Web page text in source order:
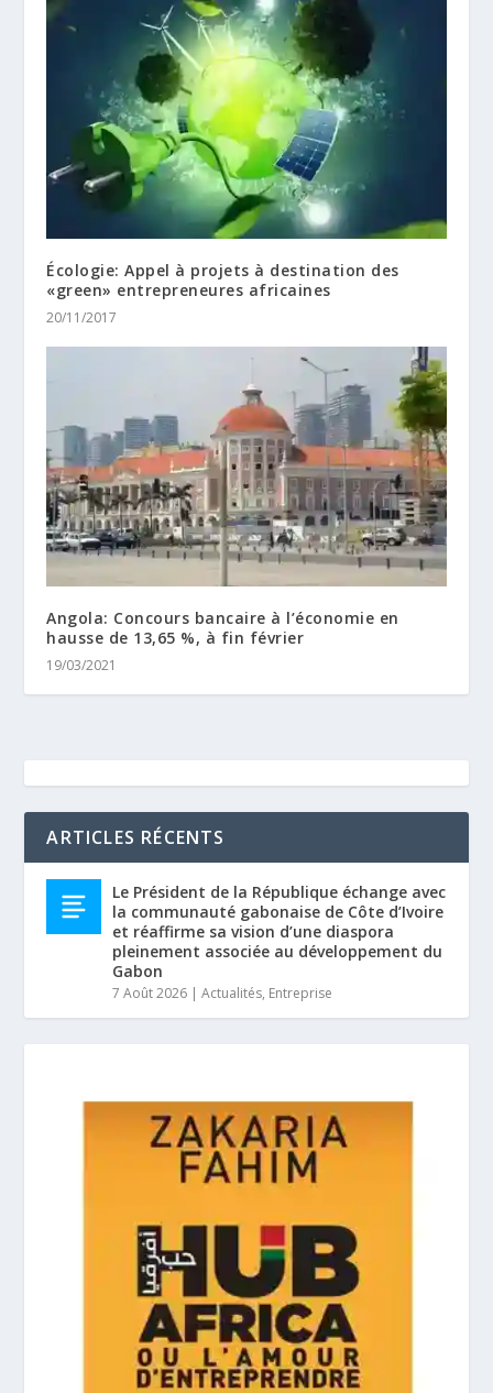
Écologie: Appel à projets à destination des
«green» entrepreneures africaines
20/11/2017
Angola: Concours bancaire à l’économie en
hausse de 13,65 %, à fin février
19/03/2021
ARTICLES RÉCENTS
Le Président de la République échange avec
la communauté gabonaise de Côte d’Ivoire
et réaffirme sa vision d’une diaspora
pleinement associée au développement du
Gabon
7 Août 2026 |Actualités, Entreprise